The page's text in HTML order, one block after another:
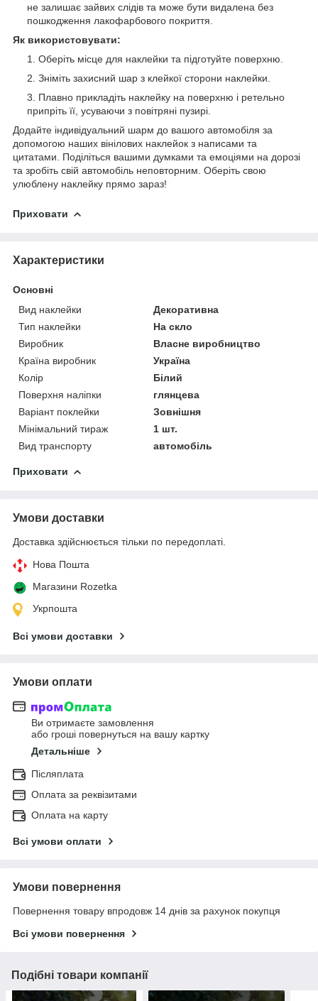
не залишає зайвих слідів та може бути видалена без
пошкодження лакофарбового покриття.
Як використовувати:
Оберіть місце для наклейки та підготуйте поверхню.
Зніміть захисний шар з клейкої сторони наклейки.
Плавно прикладіть наклейку на поверхню і ретельно
припріть її, усуваючи з повітряні пузирі.
Додайте індивідуальний шарм до вашого автомобіля за
допомогою наших вінілових наклейок з написами та
цитатами. Поділіться вашими думками та емоціями на дорозі
та зробіть свій автомобіль неповторним. Оберіть свою
улюблену наклейку прямо зараз!
Приховати
Характеристики
Основні
Вид наклейки
Декоративна
Тип наклейки
На скло
Виробник
Власне виробництво
Країна виробник
Україна
Колір
Білий
Поверхня наліпки
глянцева
Варіант поклейки
Зовнішня
Мінімальний тираж
1 шт.
Вид транспорту
автомобіль
Приховати
Умови доставки
Доставка здійснюється тільки по передоплаті.
Нова Пошта
Магазини Rozetka
Укрпошта
Всі умови доставки
Умови оплати
Ви отримаєте замовлення
або гроші повернуться на вашу картку
Детальніше
Післяплата
Оплата за реквізитами
Оплата на карту
Всі умови оплати
Умови повернення
Повернення товару впродовж 14 днів за рахунок покупця
Всі умови повернення
Подібні товари компанії